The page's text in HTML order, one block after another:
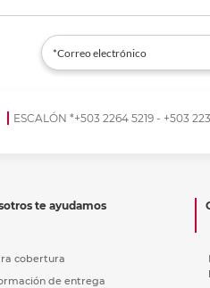
ESCALÓN *+503 2264 5219 - +503
te ayudamos
cobertura
de entrega